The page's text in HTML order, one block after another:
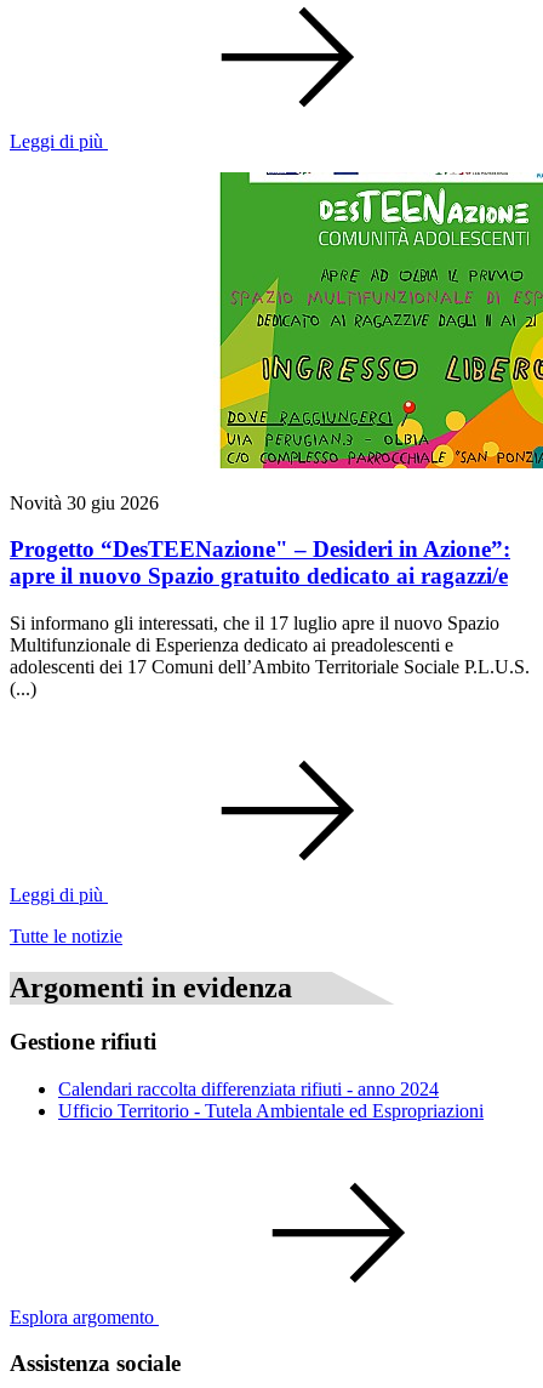
Leggi di più
Novità 30 giu 2026
Progetto “DesTEENazione" – Desideri in Azione”:
apre il nuovo Spazio gratuito dedicato ai ragazzi/e
Si informano gli interessati, che il 17 luglio apre il nuovo Spazio
Multifunzionale di Esperienza dedicato ai preadolescenti e
adolescenti dei 17 Comuni dell’Ambito Territoriale Sociale P.L.U.S.
(...)
Leggi di più
Tutte le notizie
Argomenti in evidenza
Gestione rifiuti
Calendari raccolta differenziata rifiuti - anno 2024
Ufficio Territorio - Tutela Ambientale ed Espropriazioni
Esplora argomento
Assistenza sociale